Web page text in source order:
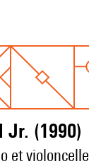
Jr. (1990)
et violoncelle